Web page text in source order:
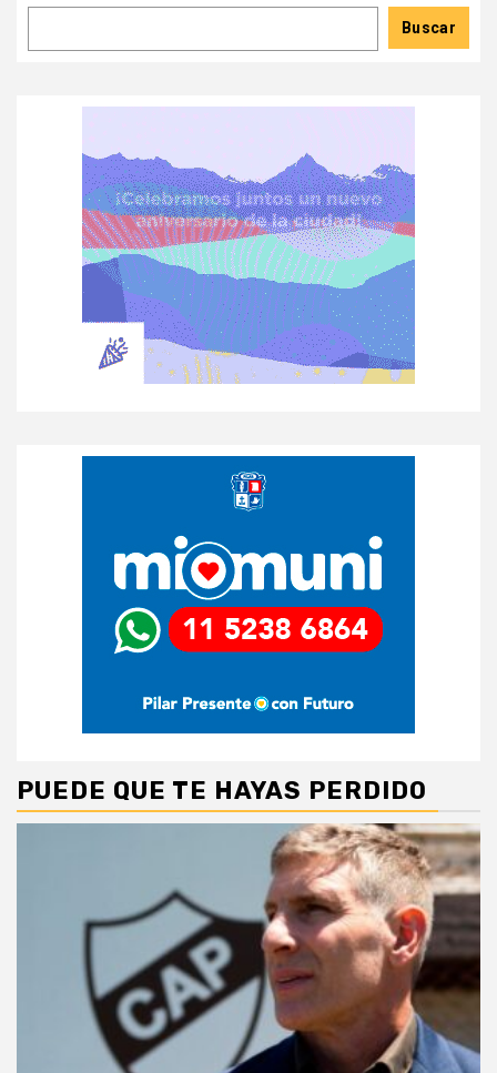
Buscar
PUEDE QUE TE HAYAS PERDIDO